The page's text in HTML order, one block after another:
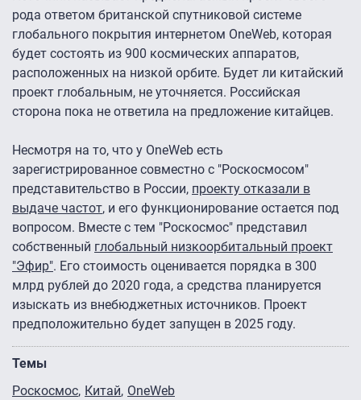
рода ответом британской спутниковой системе
глобального покрытия интернетом OneWeb, которая
будет состоять из 900 космических аппаратов,
расположенных на низкой орбите. Будет ли китайский
проект глобальным, не уточняется. Российская
сторона пока не ответила на предложение китайцев.
Несмотря на то, что у OneWeb есть
зарегистрированное совместно с "Роскосмосом"
представительство в России, проекту отказали в
выдаче частот, и его функционирование остается под
вопросом. Вместе с тем "Роскосмос" представил
собственный глобальный низкоорбитальный проект
"Эфир". Его стоимость оценивается порядка в 300
млрд рублей до 2020 года, а средства планируется
изыскать из внебюджетных источников. Проект
предположительно будет запущен в 2025 году.
Темы
Роскосмос Китай OneWeb